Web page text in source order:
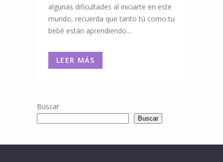
algunas dificultades al iniciarte en este
mundo, recuerda que tanto tú como tu
bebé están aprendiendo....
LEER MÁS
Buscar
Buscar